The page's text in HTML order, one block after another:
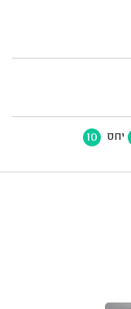
יחס 10